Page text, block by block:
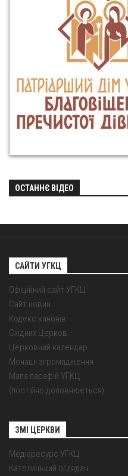
ОСТАННЄ ВІДЕО
САЙТИ УГКЦ
Офіційний сайт УГКЦ
Сайт новин
Кодекс канонів
Східних Церков
Церковний календар
Монаші згромадження
Мапа парафій УГКЦ
(постійно доповнюється)
ЗМІ ЦЕРКВИ
Медіаресурс УГКЦ
Католицький оглядач